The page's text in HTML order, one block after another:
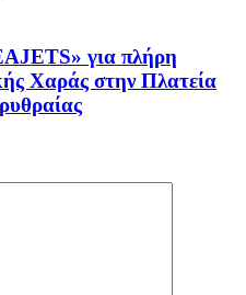
για πλήρη
Χαράς στην Πλατεία